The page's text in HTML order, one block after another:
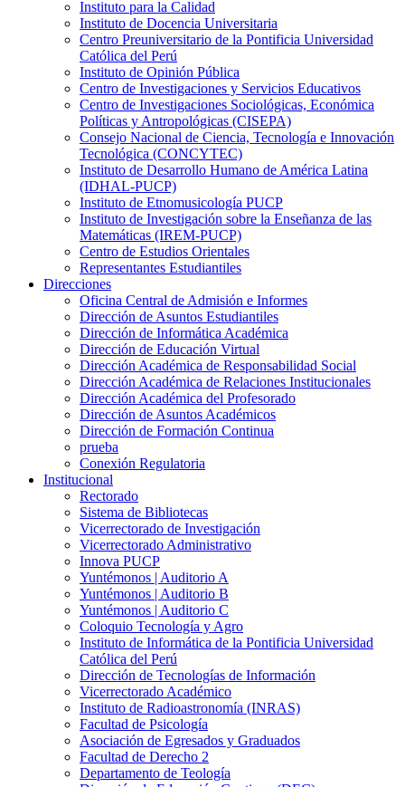
Instituto para la Calidad
Instituto de Docencia Universitaria
Centro Preuniversitario de la Pontificia Universidad
Católica del Perú
Instituto de Opinión Pública
Centro de Investigaciones y Servicios Educativos
Centro de Investigaciones Sociológicas, Económica
Políticas y Antropológicas (CISEPA)
Consejo Nacional de Ciencia, Tecnología e Innovación
Tecnológica (CONCYTEC)
Instituto de Desarrollo Humano de América Latina
(IDHAL-PUCP)
Instituto de Etnomusicología PUCP
Instituto de Investigación sobre la Enseñanza de las
Matemáticas (IREM-PUCP)
Centro de Estudios Orientales
Representantes Estudiantiles
Direcciones
Oficina Central de Admisión e Informes
Dirección de Asuntos Estudiantiles
Dirección de Informática Académica
Dirección de Educación Virtual
Dirección Académica de Responsabilidad Social
Dirección Académica de Relaciones Institucionales
Dirección Académica del Profesorado
Dirección de Asuntos Académicos
Dirección de Formación Continua
prueba
Conexión Regulatoria
Institucional
Rectorado
Sistema de Bibliotecas
Vicerrectorado de Investigación
Vicerrectorado Administrativo
Innova PUCP
Yuntémonos | Auditorio A
Yuntémonos | Auditorio B
Yuntémonos | Auditorio C
Coloquio Tecnología y Agro
Instituto de Informática de la Pontificia Universidad
Católica del Perú
Dirección de Tecnologías de Información
Vicerrectorado Académico
Instituto de Radioastronomía (INRAS)
Facultad de Psicología
Asociación de Egresados y Graduados
Facultad de Derecho 2
Departamento de Teología